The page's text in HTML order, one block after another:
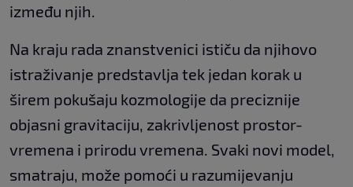
između njih.
Na kraju rada znanstvenici ističu da njihovo
istraživanje predstavlja tek jedan korak u
širem pokušaju kozmologije da preciznije
objasni gravitaciju, zakrivljenost prostor-
vremena i prirodu vremena. Svaki novi model,
smatraju, može pomoći u razumijevanju